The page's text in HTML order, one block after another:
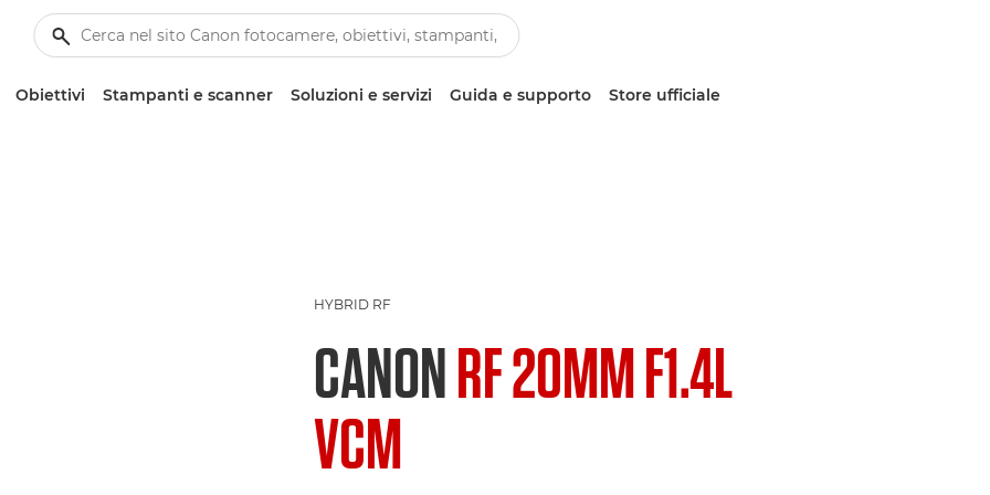
Obiettivi Stampanti e scanner Soluzioni e servizi Guida e supporto Store ufficiale
HYBRID RF
CANONRF 20MM F1.4L
VCM